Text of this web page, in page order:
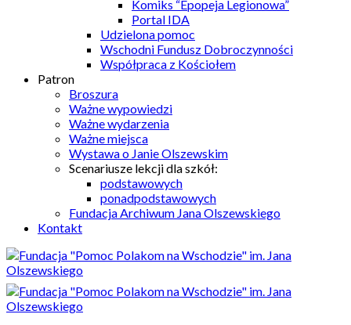
Komiks “Epopeja Legionowa”
Portal IDA
Udzielona pomoc
Wschodni Fundusz Dobroczynności
Współpraca z Kościołem
Patron
Broszura
Ważne wypowiedzi
Ważne wydarzenia
Ważne miejsca
Wystawa o Janie Olszewskim
Scenariusze lekcji dla szkół:
podstawowych
ponadpodstawowych
Fundacja Archiwum Jana Olszewskiego
Kontakt